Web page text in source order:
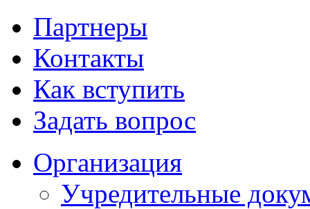
Партнеры
Контакты
Как вступить
Задать вопрос
Организация
Учредительные